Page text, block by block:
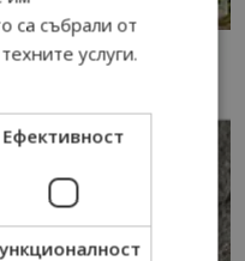
са събрали от
услуги.
Ефективност